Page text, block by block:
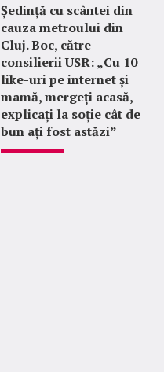
Ședință cu scântei din
cauza metroului din
Cluj. Boc, către
consilierii USR: „Cu 10
like-uri pe internet și
mamă, mergeți acasă,
explicați la soție cât de
bun ați fost astăzi”